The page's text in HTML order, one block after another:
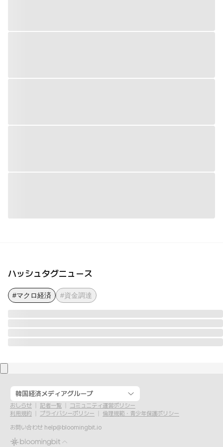
ハッシュタグニュース
#マクロ経済 #資金調達
韓国経済メディアグループ
おしらせ 記者一覧
コミュニティ運営ポリシー
利用規約
プライバシーポリシー
倫理規範・青少年保護ポリシー
お問い合わせ help@bloomingbit.io